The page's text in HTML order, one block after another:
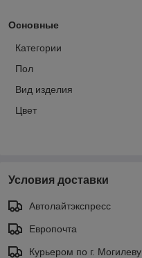
Основные
Категории
Пол
Вид изделия
Цвет
Условия доставки
Автолайтэкспресс
Европочта
Курьером по г. Могилеву